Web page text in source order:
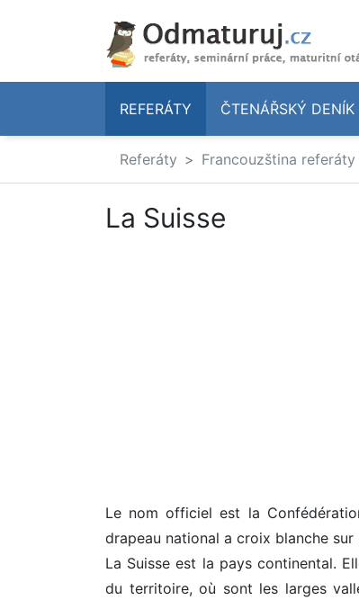
REFERÁTY ČTENÁŘSKÝ DENÍK
Referáty Francouzština referáty
La Suisse
Le nom officiel est la
drapeau national a croix blanche
La Suisse est la pays continental.
du territoire, où sont les larges